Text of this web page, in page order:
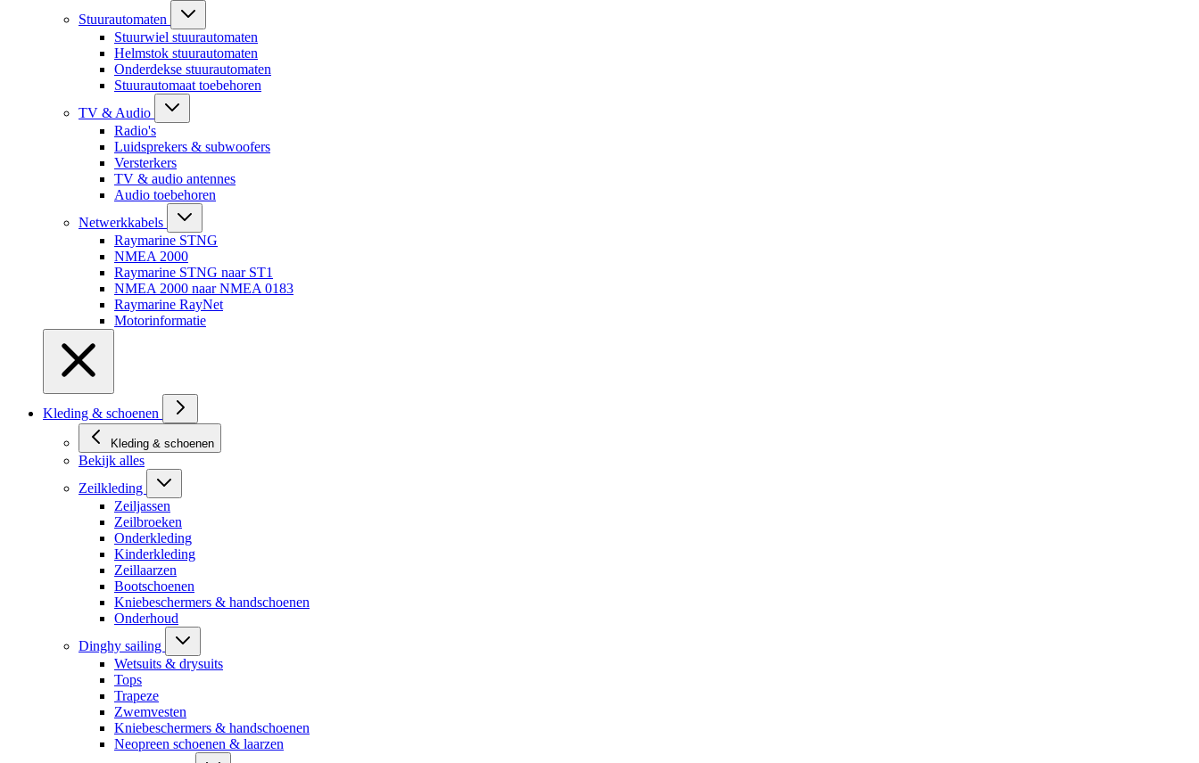
Stuurautomaten
Stuurwiel stuurautomaten
Helmstok stuurautomaten
Onderdekse stuurautomaten
Stuurautomaat toebehoren
TV & Audio
Radio's
Luidsprekers & subwoofers
Versterkers
TV & audio antennes
Audio toebehoren
Netwerkkabels
Raymarine STNG
NMEA 2000
Raymarine STNG naar ST1
NMEA 2000 naar NMEA 0183
Raymarine RayNet
Motorinformatie
Kleding & schoenen
Kleding & schoenen
Bekijk alles
Zeilkleding
Zeiljassen
Zeilbroeken
Onderkleding
Kinderkleding
Zeillaarzen
Bootschoenen
Kniebeschermers & handschoenen
Onderhoud
Dinghy sailing
Wetsuits & drysuits
Tops
Trapeze
Zwemvesten
Kniebeschermers & handschoenen
Neopreen schoenen & laarzen